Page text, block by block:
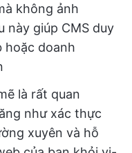
không ảnh
này giúp CMS duy
hoặc doanh
là rất quan
như xác thực
xuyên và hỗ